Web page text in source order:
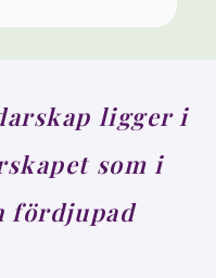
ligger i
som i
fördjupad